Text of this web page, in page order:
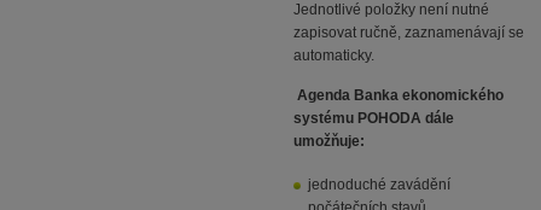
Jednotlivé položky není nutné
zapisovat ručně, zaznamenávají se
automaticky.
Agenda Banka ekonomického
systému POHODA dále
umožňuje:
jednoduché zavádění